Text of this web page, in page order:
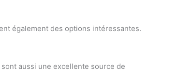
également des options intéressantes.
aussi une excellente source de